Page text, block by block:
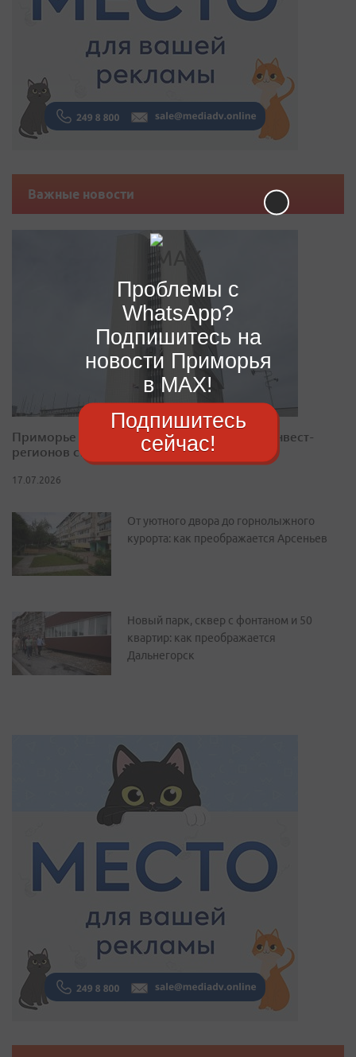
Важные новости
Приморье закрепилось в десятке лучших инвест-
регионов страны
17.07.2026
От уютного двора до горнолыжного
курорта: как преображается Арсеньев
Новый парк, сквер с фонтаном и 50
квартир: как преображается
Дальнегорск
Проблемы с
WhatsApp?
Подпишитесь на
новости Приморья
в MAX!
Подпишитесь
сейчас!